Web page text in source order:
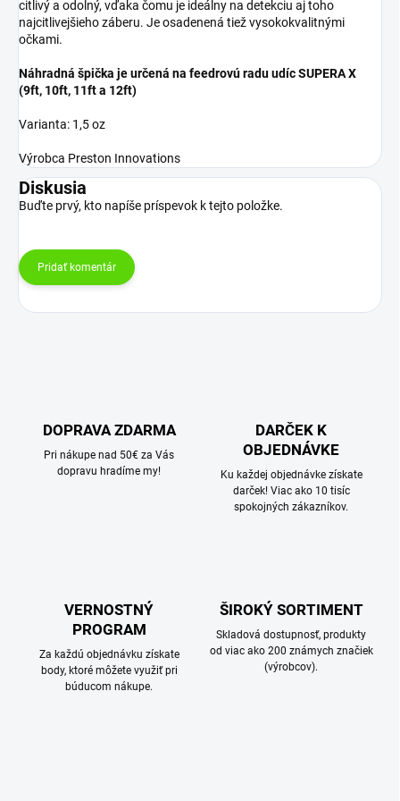
citlivý a odolný, vďaka čomu je ideálny na detekciu aj toho
najcitlivejšieho záberu. Je osadenená tiež vysokokvalitnými
očkami.
Náhradná špička je určená na feedrovú radu udíc SUPERA X
(9ft, 10ft, 11ft a 12ft)
Varianta: 1,5 oz
Výrobca Preston Innovations
Diskusia
Buďte prvý, kto napíše príspevok k tejto položke.
Pridať komentár
DOPRAVA ZDARMA
Pri nákupe nad 50€ za Vás
dopravu hradíme my!
DARČEK K
OBJEDNÁVKE
Ku každej objednávke získate
darček! Viac ako 10 tisíc
spokojných zákazníkov.
VERNOSTNÝ
PROGRAM
Za každú objednávku získate
body, ktoré môžete využiť pri
búducom nákupe.
ŠIROKÝ SORTIMENT
Skladová dostupnosť, produkty
od viac ako 200 známych značiek
(výrobcov).